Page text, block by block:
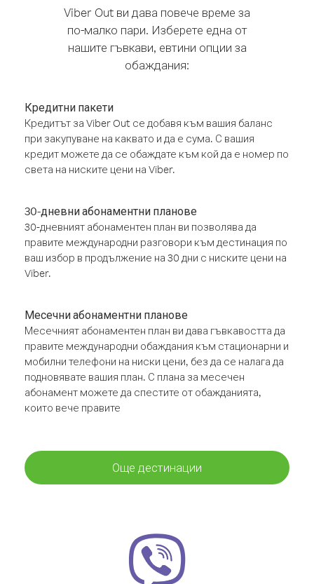
Viber Out ви дава повече време за
по-малко пари. Изберете една от
нашите гъвкави, евтини опции за
обаждания:
Кредитни пакети
Кредитът за Viber Out се добавя към вашия баланс
при закупуване на каквато и да е сума. С вашия
кредит можете да се обаждате към кой да е номер по
света на ниските цени на Viber.
30-дневни абонаментни планове
30-дневният абонаментен план ви позволява да
правите международни разговори към дестинация по
ваш избор в продължение на 30 дни с ниските цени на
Viber.
Месечни абонаментни планове
Месечният абонаментен план ви дава гъвкавостта да
правите международни обаждания към стационарни и
мобилни телефони на ниски цени, без да се налага да
подновявате вашия план. С плана за месечен
абонамент можете да спестите от обажданията,
които вече правите
Още дестинации